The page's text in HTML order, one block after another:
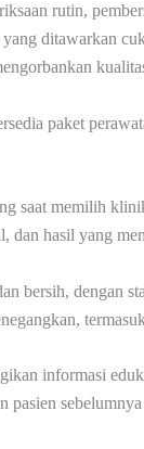
rutin,
ditawarkan
paket
saat memilih
dan hasil yang
bersih, dengan
informasi
pasien